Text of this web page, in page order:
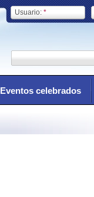
Usuario: *
Eventos celebrados